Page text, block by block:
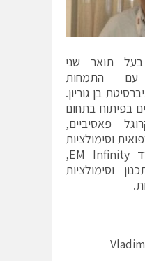
בעל תואר שני
התמחות
בן גוריון.
מעל 13 שנים בפיתוח בתחום
פאסיביים,
וסימולציות
אלקטרומגנטיות. מייסד EM Infinity,
וסימולציות